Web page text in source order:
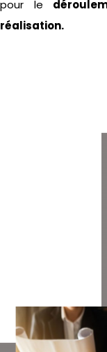
pour le
réalisation.